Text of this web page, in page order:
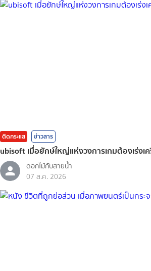
ติดกระแส ข่าวสาร
ubisoft เมื่อยักษ์ใหญ่แห่งวงการเกมต้องเร่งเ
ดอกไม้กับสายน้ำ
07 ส.ค. 2026